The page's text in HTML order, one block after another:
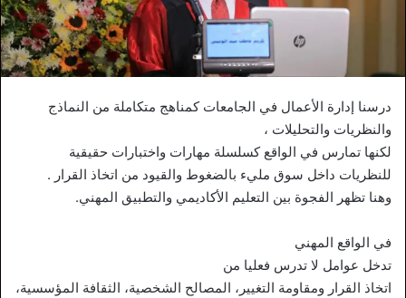
درسنا إدارة الأعمال في الجامعات كمناهج متكاملة من النماذج
والنظريات والتحليلات ،
لكنها تمارس في الواقع كسلسلة مهارات واختبارات حقيقية
للنظريات داخل سوق مليء بالضغوط والقيود من اتخاذ القرار .
وهنا تظهر الفجوة بين التعليم الأكاديمي والتطبيق المهني.
في الواقع المهني
تدخل عوامل لا تدرس فعليا من
اتخاذ القرار ومقاومة التغيير، المصالح الشخصية، الثقافة المؤسسية،